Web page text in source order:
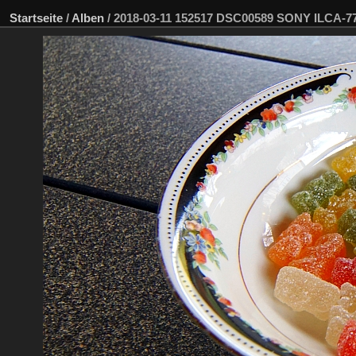
Startseite / Alben / 2018-03-11 152517 DSC00589 SONY ILCA-